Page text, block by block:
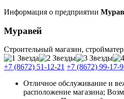
Информация о предприятии
Муравей
Строительный магазин,
+7 (8672) 51-12-21 +7 (8672) 99-17-
Отличное обслуживание и
расположение магазина;